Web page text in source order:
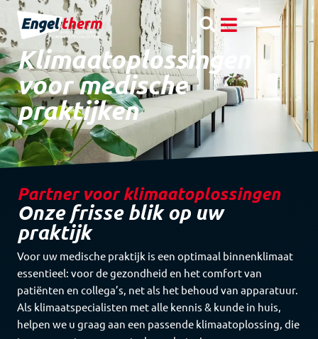
Klimaatoplossingen
voor medische
praktijken
Onze frisse blik op uw
praktijk
Partner voor klimaatoplossingen
Voor uw medische praktijk is een optimaal binnenklimaat
essentieel: voor de gezondheid en het comfort van
patiënten en collega’s, net als het behoud van apparatuur.
Als klimaatspecialisten met alle kennis & kunde in huis,
helpen we u graag aan een passende klimaatoplossing, die